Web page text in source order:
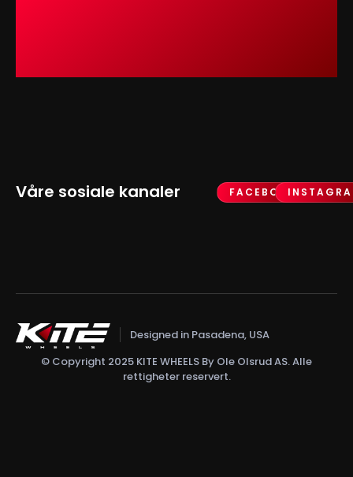
Våre sosiale kanaler FACEBOOK
Designed in Pasadena, USA
© Copyright 2025 KITE WHEELS By Ole Olsrud AS. Alle
rettigheter reservert.